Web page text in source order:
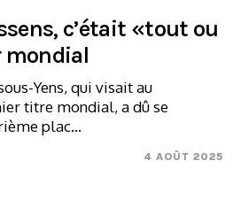
c’était «tout ou
mondial
Yens, qui visait au
titre mondial, a dû se
plac...
4 AOÛT 2025